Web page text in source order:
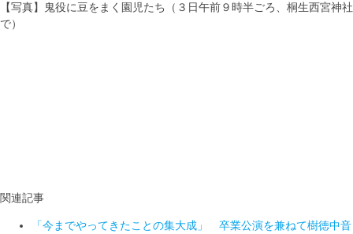
【写真】鬼役に豆をまく園児たち（３日午前９時半ごろ、桐生西宮神社
で）
関連記事
「今までやってきたことの集大成」 卒業公演を兼ねて樹徳中音